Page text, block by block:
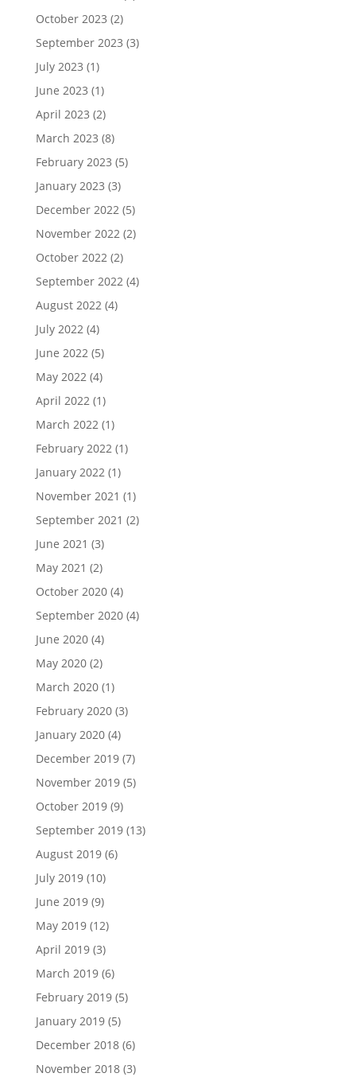
October 2023 (2)
September 2023 (3)
July 2023 (1)
June 2023 (1)
April 2023 (2)
March 2023 (8)
February 2023 (5)
January 2023 (3)
December 2022(5)
November 2022(2)
October 2022(2)
September 2022(4)
August 2022(4)
July 2022(4)
June 2022(5)
May 2022(4)
April 2022(1)
March 2022(1)
February 2022(1)
January 2022(1)
November 2021 (1)
September 2021 (2)
June 2021 (3)
May 2021 (2)
October 2020(4)
September 2020(4)
June 2020(4)
May 2020(2)
March 2020(1)
February 2020(3)
January 2020(4)
December 2019(7)
November 2019(5)
October 2019(9)
September 2019(13)
August 2019(6)
July 2019(10)
June 2019(9)
May 2019(12)
April 2019(3)
March 2019(6)
February 2019(5)
January 2019(5)
December 2018(6)
November 2018(3)